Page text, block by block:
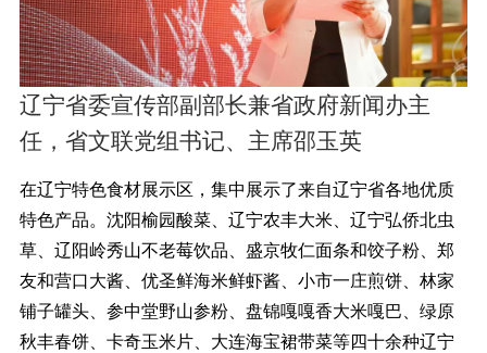
辽宁省委宣传部副部长兼省政府新闻办主
任，省文联党组书记、主席邵玉英
在辽宁特色食材展示区，集中展示了来自辽宁省各地优质
特色产品。沈阳榆园酸菜、辽宁农丰大米、辽宁弘侨北虫
草、辽阳岭秀山不老莓饮品、盛京牧仁面条和饺子粉、郑
友和营口大酱、优圣鲜海米鲜虾酱、小市一庄煎饼、林家
铺子罐头、参中堂野山参粉、盘锦嘎嘎香大米嘎巴、绿原
秋丰春饼、卡奇玉米片、大连海宝裙带菜等四十余种辽宁